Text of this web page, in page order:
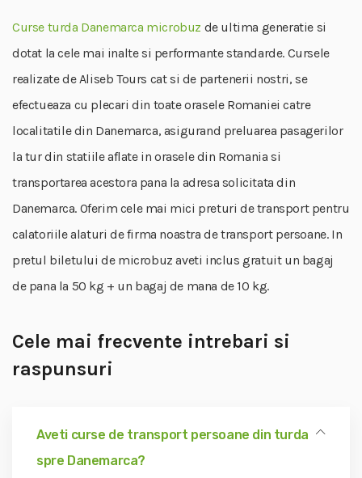
Curse turda Danemarca microbuz de ultima generatie si
dotat la cele mai inalte si performante standarde. Cursele
realizate de Aliseb Tours cat si de partenerii nostri, se
efectueaza cu plecari din toate orasele Romaniei catre
localitatile din Danemarca, asigurand preluarea pasagerilor
la tur din statiile aflate in orasele din Romania si
transportarea acestora pana la adresa solicitata din
Danemarca. Oferim cele mai mici preturi de transport pentru
calatoriile alaturi de firma noastra de transport persoane. In
pretul biletului de microbuz aveti inclus gratuit un bagaj
de pana la 50 kg + un bagaj de mana de 10 kg.
Cele mai frecvente intrebari si
raspunsuri
Aveti curse de transport persoane din turda
spre Danemarca?